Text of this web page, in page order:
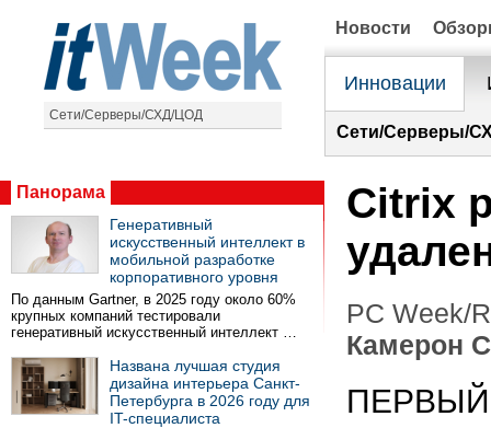
Сети/Серверы/СХД/ЦОД
Новости
Инновации
Сети/Серверы/
Панорама
Генеративный
искусственный интеллект в
мобильной разработке
корпоративного уровня
По данным Gartner, в 2025 году около 60%
крупных компаний тестировали
генеративный искусственный интеллект …
Названа лучшая студия
дизайна интерьера Санкт-
Петербурга в 2026 году для
IT-специалиста
Citrix
PC Week/
Камерон
ПЕРВЫЙ